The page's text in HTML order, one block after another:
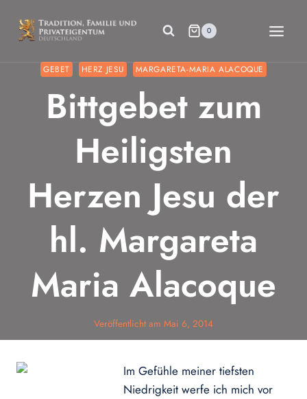
Inhalt
springen
0
GEBET HERZ JESU MARGARETA-MARIA ALACOQUE
Bittgebet zum
Heiligsten
Herzen Jesu der
hl. Margareta
Maria Alacoque
Veröffentlicht am Mai 6, 2014
Im Gefühle meiner tiefsten
Niedrigkeit werfe ich mich vor